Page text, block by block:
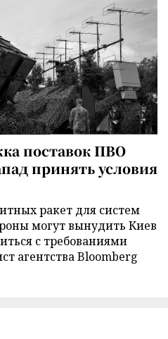
поставок ПВО
принять условия
ракет для систем
могут вынудить Киев
с требованиями
агентства Bloomberg